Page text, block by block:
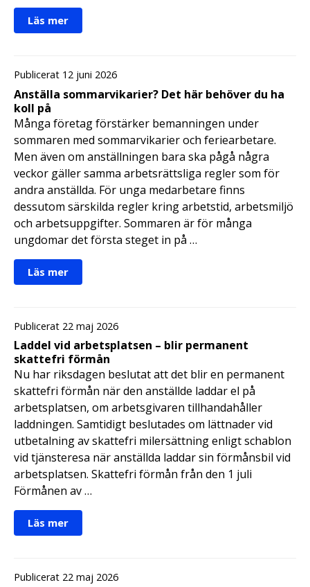
Läs mer
Publicerat 12 juni 2026
Anställa sommarvikarier? Det här behöver du ha
koll på
Många företag förstärker bemanningen under
sommaren med sommarvikarier och feriearbetare.
Men även om anställningen bara ska pågå några
veckor gäller samma arbetsrättsliga regler som för
andra anställda. För unga medarbetare finns
dessutom särskilda regler kring arbetstid, arbetsmiljö
och arbetsuppgifter. Sommaren är för många
ungdomar det första steget in på …
Läs mer
Publicerat 22 maj 2026
Laddel vid arbetsplatsen – blir permanent
skattefri förmån
Nu har riksdagen beslutat att det blir en permanent
skattefri förmån när den anställde laddar el på
arbetsplatsen, om arbetsgivaren tillhandahåller
laddningen. Samtidigt beslutades om lättnader vid
utbetalning av skattefri milersättning enligt schablon
vid tjänsteresa när anställda laddar sin förmånsbil vid
arbetsplatsen. Skattefri förmån från den 1 juli
Förmånen av …
Läs mer
Publicerat 22 maj 2026